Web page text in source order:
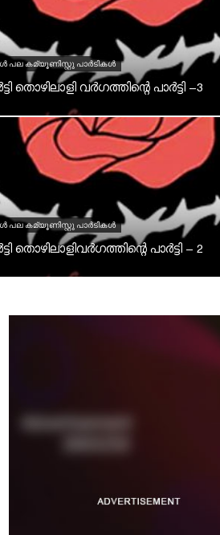
പല കമ്യൂണിസ്റ്റു പാര്‍ടികള്‍
തൊഴിലാളി വർഗത്തിന്റെ പാർട്ടി –3
പല കമ്യൂണിസ്റ്റു പാര്‍ടികള്‍
തൊഴിലാളിവർഗത്തിന്റെ പാർട്ടി – 2